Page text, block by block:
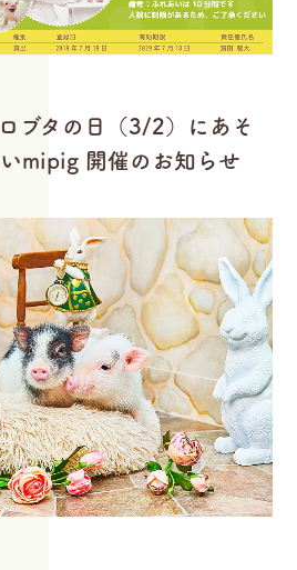
ブタの日（3/2）にあそ
mipig 開催のお知らせ